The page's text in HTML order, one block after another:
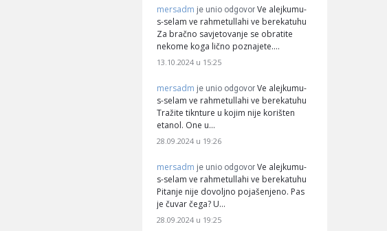
mersadm je unio odgovor Ve alejkumu-
s-selam ve rahmetullahi ve berekatuhu
Za bračno savjetovanje se obratite
nekome koga lično poznajete.…
13.10.2024 u 15:25
mersadm je unio odgovor Ve alejkumu-
s-selam ve rahmetullahi ve berekatuhu
Tražite tiknture u kojim nije korišten
etanol. One u…
28.09.2024 u 19:26
mersadm je unio odgovor Ve alejkumu-
s-selam ve rahmetullahi ve berekatuhu
Pitanje nije dovoljno pojašenjeno. Pas
je čuvar čega? U…
28.09.2024 u 19:25